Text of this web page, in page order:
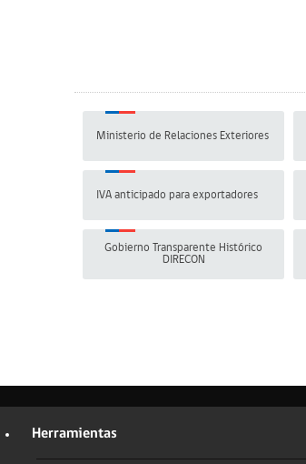
Ministerio de Relaciones Exteriores
IVA anticipado para exportadores
Gobierno Transparente Histórico
DIRECON
Herramientas